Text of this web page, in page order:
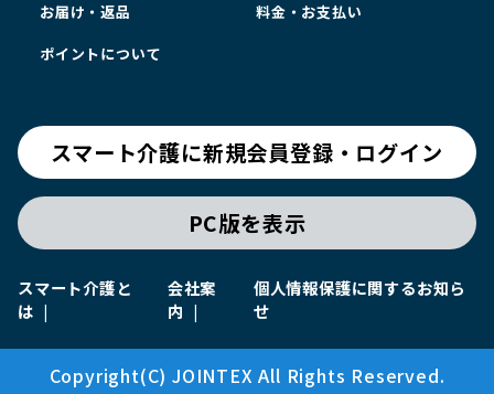
お届け・返品 料金・お支払い
ポイントについて
スマート介護に新規会員登録・ログイン
PC版を表示
スマート介護と
は
会社案
内
個人情報保護に関するお知ら
せ
Copyright(C) JOINTEX All Rights Reserved.